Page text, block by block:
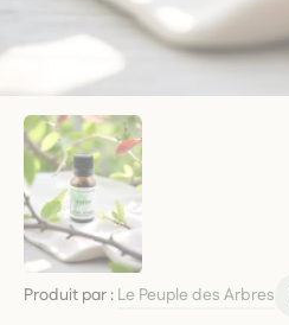
Produit par : Le Peuple des Arbres